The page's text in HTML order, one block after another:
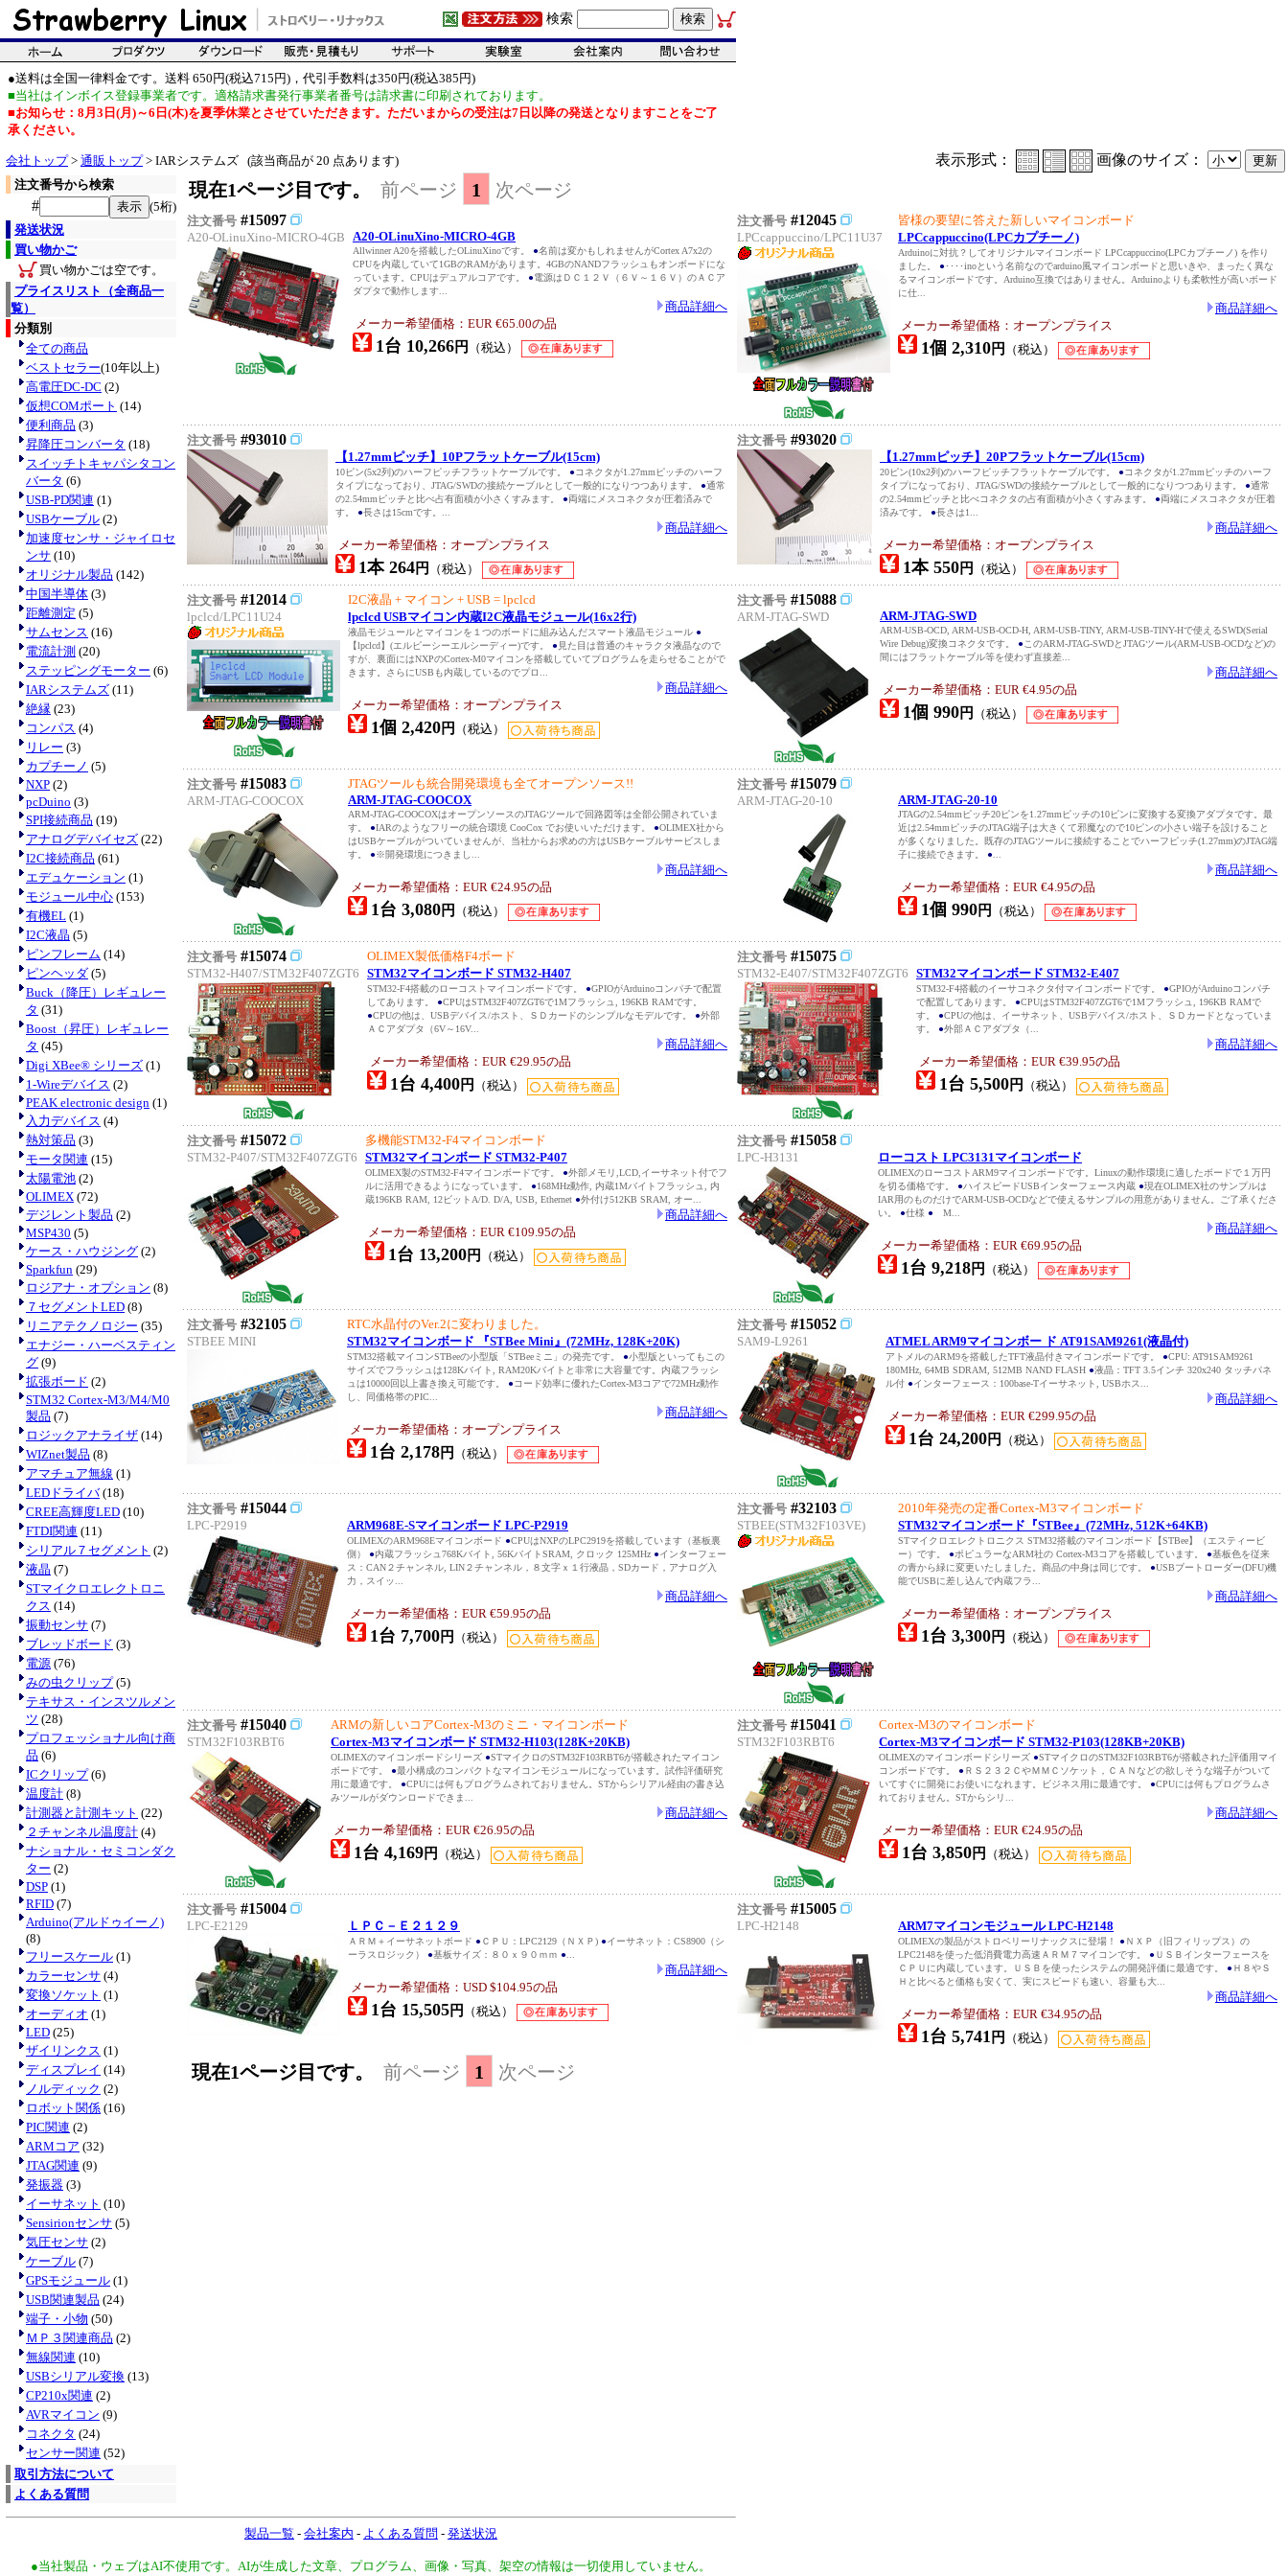
検索
●送料は全国一律料金です。送料 650円(税込715円)，代引手数料は350円(税込385円)
■当社はインボイス登録事業者です。適格請求書発行事業者番号は請求書に印刷されております。
■お知らせ：8月3日(月)～6日(木)を夏季休業とさせていただきます。ただいまからの受注は7日以降の発送となりますことをご了
承ください。
会社トップ> 通販トップ> IARシステムズ (該当商品が 20 点あります) 表示形式： 画像のサイズ：
注文番号から検索
#
(5桁)
発送状況
買い物かご
買い物かごは空です。
プライスリスト（全商品一
覧）
分類別
全ての商品
ベストセラー(10年以上)
高電圧DC-DC (2)
仮想COMポート (14)
便利商品 (3)
昇降圧コンバータ (18)
スイッチトキャパシタコン
バータ (6)
USB-PD関連 (1)
USBケーブル (2)
加速度センサ・ジャイロセ
ンサ (10)
オリジナル製品 (142)
中国半導体 (3)
距離測定 (5)
サムセンス (16)
電流計測 (20)
ステッピングモーター (6)
IARシステムズ (11)
絶縁 (23)
コンパス (4)
リレー (3)
カプチーノ (5)
NXP (2)
pcDuino (3)
SPI接続商品 (19)
アナログデバイセズ (22)
I2C接続商品 (61)
エデュケーション (1)
モジュール中心 (153)
有機EL (1)
I2C液晶 (5)
ピンフレーム (14)
ピンヘッダ (5)
Buck（降圧）レギュレー
タ (31)
Boost（昇圧）レギュレー
タ (45)
Digi XBee® シリーズ (1)
1-Wireデバイス (2)
PEAK electronic design (1)
入力デバイス (4)
熱対策品 (3)
モータ関連 (15)
太陽電池 (2)
OLIMEX (72)
デジレント製品 (2)
MSP430 (5)
ケース・ハウジング (2)
Sparkfun (29)
ロジアナ・オプション (8)
７セグメントLED (8)
リニアテクノロジー (35)
エナジー・ハーベスティン
グ (9)
拡張ボード (2)
STM32 Cortex-M3/M4/M0
製品 (7)
ロジックアナライザ (14)
WIZnet製品 (8)
アマチュア無線 (1)
LEDドライバ(18)
CREE高輝度LED (10)
FTDI関連 (11)
シリアル７セグメント (2)
液晶 (7)
STマイクロエレクトロニ
クス (14)
振動センサ (7)
ブレッドボード (3)
電源 (76)
みの虫クリップ(5)
テキサス・インスツルメン
ツ (28)
プロフェッショナル向け商
品 (6)
ICクリップ(6)
温度計 (8)
計測器と計測キット (22)
２チャンネル温度計 (4)
ナショナル・セミコンダク
ター (2)
DSP (1)
RFID (7)
Arduino(アルドゥイーノ)
(8)
フリースケール (1)
カラーセンサ (4)
変換ソケット (1)
オーディオ (1)
LED (25)
ザイリンクス (1)
ディスプレイ (14)
ノルディック (2)
ロボット関係 (16)
PIC関連 (2)
ARMコア (32)
JTAG関連 (9)
発振器 (3)
イーサネット (10)
Sensirionセンサ (5)
気圧センサ (2)
ケーブル (7)
GPSモジュール (1)
USB関連製品 (24)
端子・小物 (50)
ＭＰ３関連商品 (2)
無線関連 (10)
USBシリアル変換 (13)
CP210x関連 (2)
AVRマイコン (9)
コネクタ (24)
センサー関連 (52)
取引方法について
よくある質問
現在1ページ目です。 前ページ 1 次ページ
注文番号 #15097
A20-OLinuXino-MICRO-4GB A20-OLinuXino-MICRO-4GB
Allwinner A20を搭載したOLinuXinoです。 ●名前は変かもしれませんがCortex A7x2の
CPUを内蔵していて1GBのRAMがあります。4GBのNANDフラッシュもオンボードにな
っています。CPUはデュアルコアです。 ●電源はＤＣ１２Ｖ（６Ｖ～１６Ｖ）のＡＣア
ダプタで動作します...
商品詳細へ
メーカー希望価格：EUR €65.00の品
1台 10,266円 （税込）
注文番号 #12045
LPCcappuccino/LPC11U37
皆様の要望に答えた新しいマイコンボード
LPCcappuccino(LPCカプチーノ)
Arduinoに対抗？してオリジナルマイコンボード LPCcappuccino(LPCカプチーノ) を作り
ました。 ●････inoという名前なのでarduino風マイコンボードと思いきや、まったく異な
るマイコンボードです。Arduino互換ではありません。Arduinoよりも柔軟性が高いボード
に仕...
商品詳細へ
メーカー希望価格：オープンプライス
1個 2,310円 （税込）
注文番号 #93010
【1.27mmピッチ】10Pフラットケーブル(15cm)
10ピン(5x2列)のハーフピッチフラットケーブルです。 ●コネクタが1.27mmピッチのハーフ
タイプになっており、JTAG/SWDの接続ケーブルとして一般的になりつつあります。 ●通常
の2.54mmピッチと比べ占有面積が小さくすみます。 ●両端にメスコネクタが圧着済みで
す。 ●長さは15cmです。...
商品詳細へ
メーカー希望価格：オープンプライス
1本 264円 （税込）
注文番号 #93020
【1.27mmピッチ】20Pフラットケーブル(15cm)
20ピン(10x2列)のハーフピッチフラットケーブルです。 ●コネクタが1.27mmピッチのハーフ
タイプになっており、JTAG/SWDの接続ケーブルとして一般的になりつつあります。 ●通常
の2.54mmピッチと比べコネクタの占有面積が小さくすみます。 ●両端にメスコネクタが圧着
済みです。 ●長さは1...
商品詳細へ
メーカー希望価格：オープンプライス
1本 550円 （税込）
注文番号 #12014
lpclcd/LPC11U24
I2C液晶 + マイコン + USB = lpclcd
lpclcd USBマイコン内蔵I2C液晶モジュール(16x2行)
液晶モジュールとマイコンを１つのボードに組み込んだスマート液晶モジュール ●
【lpclcd】(エルピーシーエルシーディー)です。 ● 見た目は普通のキャラクタ液晶なので
すが、裏面にはNXPのCortex-M0マイコンを搭載していてプログラムを走らせることがで
きます。さらにUSBも内蔵しているのでプロ...
商品詳細へ
メーカー希望価格：オープンプライス
1個 2,420円 （税込）
注文番号 #15088
ARM-JTAG-SWD ARM-JTAG-SWD
ARM-USB-OCD, ARM-USB-OCD-H, ARM-USB-TINY, ARM-USB-TINY-Hで使えるSWD(Serial
Wire Debug)変換コネクタです。 ● このARM-JTAG-SWDとJTAGツール(ARM-USB-OCDなど)の
間にはフラットケーブル等を使わず直接差...
商品詳細へ
メーカー希望価格：EUR €4.95の品
1個 990円 （税込）
注文番号 #15083
ARM-JTAG-COOCOX
JTAGツールも統合開発環境も全てオープンソース!!
ARM-JTAG-COOCOX
ARM-JTAG-COOCOXはオープンソースのJTAGツールで回路図等は全部公開されていま
す。 ●IARのようなフリーの統合環境 CooCox でお使いいただけます。 ●OLIMEX社から
はUSBケーブルがついていませんが、当社からお求めの方はUSBケーブルサービスしま
す。 ●※開発環境につきまし...
商品詳細へ
メーカー希望価格：EUR €24.95の品
1台 3,080円 （税込）
注文番号 #15079
ARM-JTAG-20-10 ARM-JTAG-20-10
JTAGの2.54mmピッチ20ピンを1.27mmピッチの10ピンに変換する変換アダプタです。最
近は2.54mmピッチのJTAG端子は大きくて邪魔なので10ピンの小さい端子を設けること
が多くなりました。既存のJTAGツールに接続することでハーフピッチ(1.27mm)のJTAG端
子に接続できます。 ●
商品詳細へ
メーカー希望価格：EUR €4.95の品
1個 990円 （税込）
注文番号 #15074
STM32-H407/STM32F407ZGT6
OLIMEX製低価格F4ボード
STM32マイコンボード STM32-H407
STM32-F4搭載のローコストマイコンボードです。 ●GPIOがArduinoコンパチで配置
してあります。 ●CPUはSTM32F407ZGT6で1Mフラッシュ, 196KB RAMです。
●CPUの他は、USBデバイス/ホスト、ＳＤカードのシンプルなモデルです。 ●外部
ＡＣアダプタ（6V～16V...
商品詳細へ
メーカー希望価格：EUR €29.95の品
1台 4,400円 （税込）
注文番号 #15075
STM32-E407/STM32F407ZGT6 STM32マイコンボード STM32-E407
STM32-F4搭載のイーサコネクタ付マイコンボードです。 ●GPIOがArduinoコンパチ
で配置してあります。 ●CPUはSTM32F407ZGT6で1Mフラッシュ, 196KB RAMで
す。 ●CPUの他は、イーサネット、USBデバイス/ホスト、ＳＤカードとなっていま
す。 ●外部ＡＣアダプタ（...
商品詳細へ
メーカー希望価格：EUR €39.95の品
1台 5,500円 （税込）
注文番号 #15072
STM32-P407/STM32F407ZGT6
多機能STM32-F4マイコンボード
STM32マイコンボード STM32-P407
OLIMEX製のSTM32-F4マイコンボードです。 ●外部メモリ,LCD,イーサネット付でフ
ルに活用できるようになっています。 ●168MHz動作, 内蔵1Mバイトフラッシュ, 内
蔵196KB RAM, 12ビットA/D. D/A, USB, Ethernet ●外付け512KB SRAM, オー...
商品詳細へ
メーカー希望価格：EUR €109.95の品
1台 13,200円 （税込）
注文番号 #15058
LPC-H3131 ローコスト LPC3131マイコンボード
OLIMEXのローコストARM9マイコンボードです。Linuxの動作環境に適したボードで１万円
を切る価格です。 ●ハイスピードUSBインターフェース内蔵 ●現在OLIMEX社のサンプルは
IAR用のものだけでARM-USB-OCDなどで使えるサンプルの用意がありません。ご了承くださ
い。 ●仕様 ● M...
商品詳細へ
メーカー希望価格：EUR €69.95の品
1台 9,218円 （税込）
注文番号 #32105
STBEE MINI
RTC水晶付のVer.2に変わりました。
STM32マイコンボード 『STBee Mini』(72MHz, 128K+20K)
STM32搭載マイコンSTBeeの小型版「STBeeミニ」の発売です。 ●小型版といってもこの
サイズでフラッシュは128Kバイト, RAM20Kバイトと非常に大容量です。内蔵フラッシ
ュは10000回以上書き換え可能です。 ●コード効率に優れたCortex-M3コアで72MHz動作
し、同価格帯のPIC...
商品詳細へ
メーカー希望価格：オープンプライス
1台 2,178円 （税込）
注文番号 #15052
SAM9-L9261 ATMEL ARM9マイコンボー ド AT91SAM9261(液晶付)
アトメルのARM9を搭載したTFT液晶付きマイコンボードです。 ●CPU: AT91SAM9261
180MHz, 64MB SDRAM, 512MB NAND FLASH ●液晶：TFT 3.5インチ 320x240 タッチパネ
ル付 ●インターフェース：100base-Tイーサネット, USBホス...
商品詳細へ
メーカー希望価格：EUR €299.95の品
1台 24,200円 （税込）
注文番号 #15044
LPC-P2919 ARM968E-Sマイコンボード LPC-P2919
OLIMEXのARM968Eマイコンボード ●CPUはNXPのLPC2919を搭載しています（基板裏
側） ●内蔵フラッシュ768Kバイト, 56KバイトSRAM, クロック 125MHz ●インターフェー
ス：CAN２チャンネル, LIN２チャンネル，８文字ｘ１行液晶，SDカード，アナログ入
力，スイッ...
商品詳細へ
メーカー希望価格：EUR €59.95の品
1台 7,700円 （税込）
注文番号 #32103
STBEE(STM32F103VE)
2010年発売の定番Cortex-M3マイコンボード
STM32マイコンボード『STBee』(72MHz, 512K+64KB)
STマイクロエレクトロニクス STM32搭載のマイコンボード【STBee】（エスティービ
ー）です。 ●ポピュラーなARM社の Cortex-M3コアを搭載しています。 ●基板色を従来
の青から緑に変更いたしました。商品の中身は同じです。 ●USBブートローダー(DFU)機
能でUSBに差し込んで内蔵フラ...
商品詳細へ
メーカー希望価格：オープンプライス
1台 3,300円 （税込）
注文番号 #15040
STM32F103RBT6
ARMの新しいコアCortex-M3のミニ・マイコンボード
Cortex-M3マイコンボード STM32-H103(128K+20KB)
OLIMEXのマイコンボードシリーズ ●STマイクロのSTM32F103RBT6が搭載されたマイコン
ボードです。 ●最小構成のコンパクトなマイコンモジュールになっています。試作評価研究
用に最適です。 ●CPUには何もプログラムされておりません。STからシリアル経由の書き込
みツールがダウンロードできま...
商品詳細へ
メーカー希望価格：EUR €26.95の品
1台 4,169円 （税込）
注文番号 #15041
STM32F103RBT6
Cortex-M3のマイコンボード
Cortex-M3マイコンボード STM32-P103(128KB+20KB)
OLIMEXのマイコンボードシリーズ ●STマイクロのSTM32F103RBT6が搭載された評価用マイ
コンボードです。 ● ＲＳ２３２ＣやＭＭＣソケット，ＣＡＮなどの欲しそうな端子がついて
いてすぐに開発にお使いになれます。ビジネス用に最適です。 ●CPUには何もプログラムさ
れておりません。STからシリ...
商品詳細へ
メーカー希望価格：EUR €24.95の品
1台 3,850円 （税込）
注文番号 #15004
LPC-E2129 ＬＰＣ－Ｅ２１２９
ＡＲＭ＋イーサネットボード ● ＣＰＵ：LPC2129（ＮＸＰ) ●イーサネット：CS8900（シ
ーラスロジック） ●基板サイズ：８０ｘ９０ｍｍ ●
商品詳細へ
メーカー希望価格：USD $104.95の品
1台 15,505円 （税込）
注文番号 #15005
LPC-H2148 ARM7マイコンモジュール LPC-H2148
OLIMEXの製品がストロベリーリナックスに登場！ ● ＮＸＰ（旧フィリップス）の
LPC2148を使った低消費電力高速ＡＲＭ７マイコンです。 ● ＵＳＢインターフェースを
ＣＰＵに内蔵しています。ＵＳＢを使ったシステムの開発評価に最適です。 ● Ｈ８やＳ
Ｈと比べると価格も安くて、実にスピードも速い、容量も大...
商品詳細へ
メーカー希望価格：EUR €34.95の品
1台 5,741 円 （税込）
現在1ページ目です。 前ページ 1 次ページ
製品一覧 - 会社案内 - よくある質問 - 発送状況
●当社製品・ウェブはAI不使用です。AIが生成した文章、プログラム、画像・写真、架空の情報は一切使用していません。